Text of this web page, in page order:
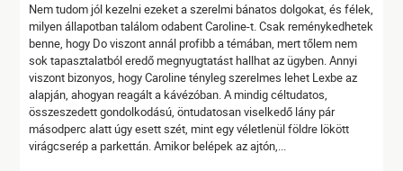
Nem tudom jól kezelni ezeket a szerelmi bánatos dolgokat, és félek,
milyen állapotban találom odabent Caroline-t. Csak reménykedhetek
benne, hogy Do viszont annál profibb a témában, mert tőlem nem
sok tapasztalatból eredő megnyugtatást hallhat az ügyben. Annyi
viszont bizonyos, hogy Caroline tényleg szerelmes lehet Lexbe az
alapján, ahogyan reagált a kávézóban. A mindig céltudatos,
összeszedett gondolkodású, öntudatosan viselkedő lány pár
másodperc alatt úgy esett szét, mint egy véletlenül földre lökött
virágcserép a parkettán. Amikor belépek az ajtón,...